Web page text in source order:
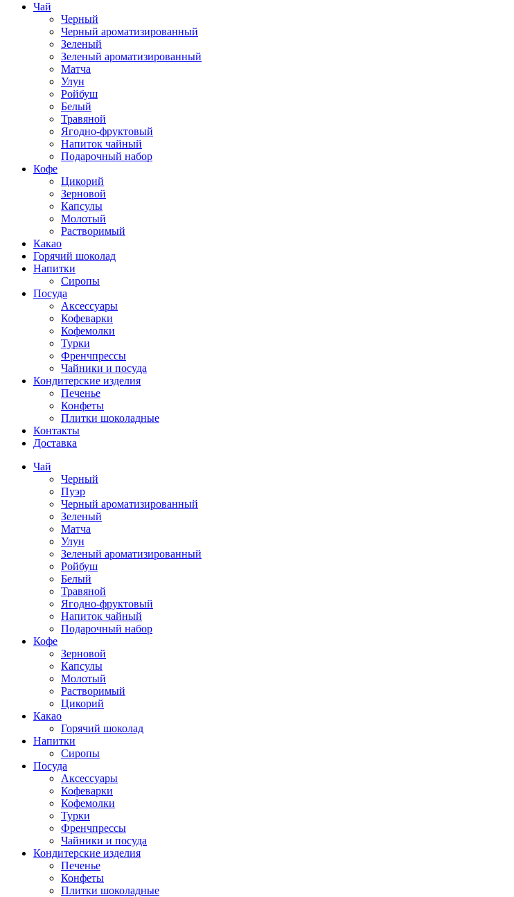
Чай
Черный
Черный ароматизированный
Зеленый
Зеленый ароматизированный
Матча
Улун
Ройбуш
Белый
Травяной
Ягодно-фруктовый
Напиток чайный
Подарочный набор
Кофе
Цикорий
Зерновой
Капсулы
Молотый
Растворимый
Какао
Горячий шоколад
Напитки
Сиропы
Посуда
Аксессуары
Кофеварки
Кофемолки
Турки
Френчпрессы
Чайники и посуда
Кондитерские изделия
Печенье
Конфеты
Плитки шоколадные
Контакты
Доставка
Чай
Черный
Пуэр
Черный ароматизированный
Зеленый
Матча
Улун
Зеленый ароматизированный
Ройбуш
Белый
Травяной
Ягодно-фруктовый
Напиток чайный
Подарочный набор
Кофе
Зерновой
Капсулы
Молотый
Растворимый
Цикорий
Какао
Горячий шоколад
Напитки
Сиропы
Посуда
Аксессуары
Кофеварки
Кофемолки
Турки
Френчпрессы
Чайники и посуда
Кондитерские изделия
Печенье
Конфеты
Плитки шоколадные